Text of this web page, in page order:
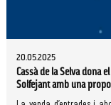
20.05.2025
Cassà de la Selva dona
Solfejant amb una